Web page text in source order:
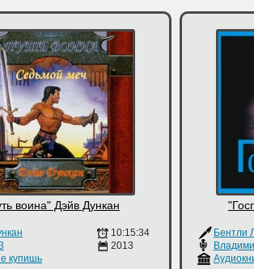
воина" Дэйв Дункан
купишь
10:15:34
2013
Бентли